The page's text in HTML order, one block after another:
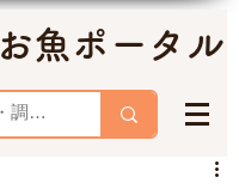
お魚ポータル